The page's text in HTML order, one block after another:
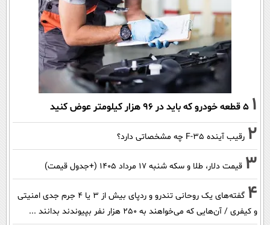
1 ۵ قطعه خودرو که باید در ۹۶ هزار کیلومتر عوض کنید
2 رقیب آینده F-35 چه مشخصاتی دارد؟
3 قیمت دلار، طلا و سکه شنبه ۱۷ مرداد ۱۴۰۵ (+جدول قیمت)
4
گفته‌های یک روحانی تندرو و ردپای بیش از ۳ یا ۴ جرم جدی امنیتی
و کیفری / آن‌هایی که می‌خواهند به ۲۵۰ هزار نفر بپیوندند بدانند ...